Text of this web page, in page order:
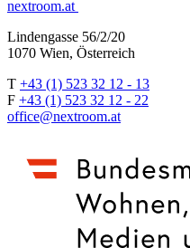
nextroom.at
Lindengasse 56/2/20
1070 Wien, Österreich
T +43 (1) 523 32 12 - 13
F +43 (1) 523 32 12 - 22
office@nextroom.at